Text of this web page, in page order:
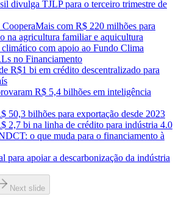
divulga TJLP para o terceiro trimestre de
com R$ 220 milhões para
na agricultura familiar e aquicultura
com apoio ao Fundo Clima
no Financiamento
R$1 bi em crédito descentralizado para
R$ 5,4 bilhões em inteligência
50,3 bilhões para exportação desde 2023
2,7 bi na linha de crédito para indústria 4.0
o que muda para o financiamento à
para apoiar a descarbonização da indústria
Next slide